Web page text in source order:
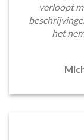
verloopt
het